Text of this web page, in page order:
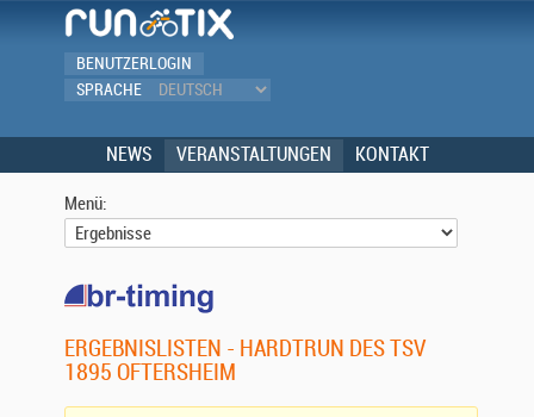
BENUTZERLOGIN
SPRACHE
NEWS VERANSTALTUNGEN KONTAKT
Menü:
ERGEBNISLISTEN - HARDTRUN DES TSV
1895 OFTERSHEIM